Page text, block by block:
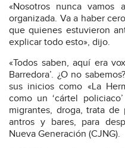
«Nosotros nunca vamos
organizada. Va a haber
que quienes estuvieron
explicar todo esto», dijo.
«Todos saben, aquí era
Barredora’. ¿O no
sus inicios como «La
como un ‘cártel
migrantes, droga, trata
antros y bares, para
Nueva Generación (CJNG).